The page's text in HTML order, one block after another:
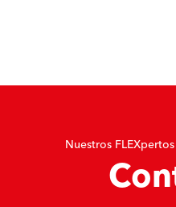
Nuestros